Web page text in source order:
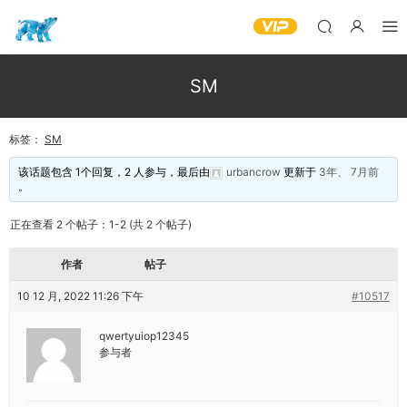
SM
标签： SM
该话题包含 1个回复，2 人参与，最后由 urbancrow 更新于 3年、 7月前
。
正在查看 2 个帖子：1-2 (共 2 个帖子)
作者 帖子
10 12 月, 2022 11:26 下午 #10517
qwertyuiop12345
参与者